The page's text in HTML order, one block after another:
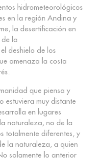
hidrometeorológicos
en la región Andina y
la desertificación en
la
deshielo de los
amenaza la costa
que piensa y
estuviera muy distante
en lugares
naturaleza, no de la
totalmente diferentes, y
la naturaleza, a quien
solamente lo anterior